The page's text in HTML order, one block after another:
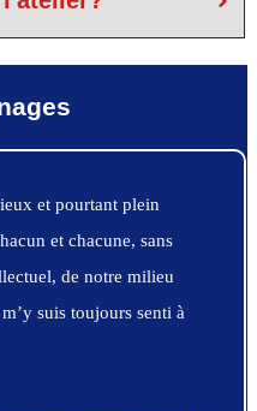
et pourtant plein
et chacune, sans
de notre milieu
suis toujours senti à